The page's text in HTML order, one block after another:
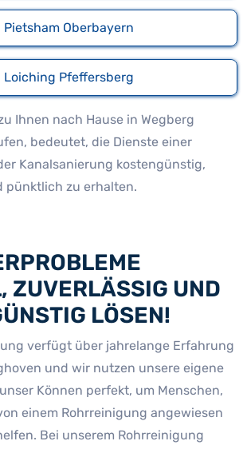
Pietsham Oberbayern
Loiching Pfeffersberg
Ihnen nach Hause in Wegberg
bedeutet, die Dienste einer
Kanalsanierung kostengünstig,
pünktlich zu erhalten.
ZUVERLÄSSIG UND
LÖSEN!
verfügt über jahrelange Erfahrung
und wir nutzen unsere eigene
Können perfekt, um Menschen,
einem Rohrreinigung angewiesen
Bei unserem Rohrreinigung